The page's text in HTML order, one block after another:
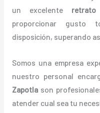
un excelente retrato
proporcionar gusto
disposición, superando
Somos una empresa
nuestro personal
Zapotlason
atender cual sea tu